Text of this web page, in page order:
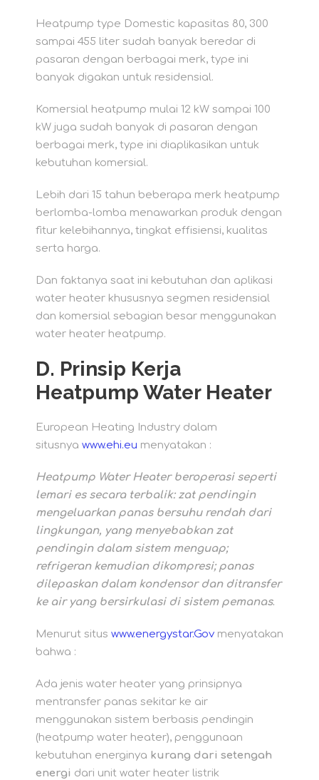
Heatpump type Domestic kapasitas 80, 300
sampai 455 liter sudah banyak beredar di
pasaran dengan berbagai merk, type ini
banyak digakan untuk residensial.
Komersial heatpump mulai 12 kW sampai 100
kW juga sudah banyak di pasaran dengan
berbagai merk, type ini diaplikasikan untuk
kebutuhan komersial.
Lebih dari 15 tahun beberapa merk heatpump
berlomba-lomba menawarkan produk dengan
fitur kelebihannya, tingkat effisiensi, kualitas
serta harga.
Dan faktanya saat ini kebutuhan dan aplikasi
water heater khususnya segmen residensial
dan komersial sebagian besar menggunakan
water heater heatpump.
D. Prinsip Kerja
Heatpump Water Heater
European Heating Industry dalam
situsnya www.ehi.eu menyatakan :
Heatpump Water Heater beroperasi seperti
lemari es secara terbalik: zat pendingin
mengeluarkan panas bersuhu rendah dari
lingkungan, yang menyebabkan zat
pendingin dalam sistem menguap;
refrigeran kemudian dikompresi; panas
dilepaskan dalam kondensor dan ditransfer
ke air yang bersirkulasi di sistem pemanas.
Menurut situs www.energystar.Gov menyatakan
bahwa :
Ada jenis water heater yang prinsipnya
mentransfer panas sekitar ke air
menggunakan sistem berbasis pendingin
(heatpump water heater), penggunaan
kebutuhan energinya kurang dari setengah
energi dari unit water heater listrik